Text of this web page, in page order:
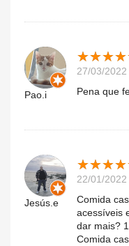
Pao.i
★★★★
★★★★
27/03/
Pena que
Jesús.e
★★★★
★★★★
22/01/
Comida
acessíveis
dar mais?
Comida